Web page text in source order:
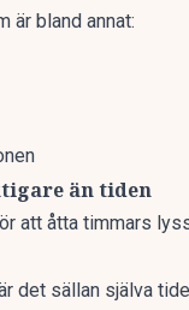
är bland annat:
än tiden
att åtta timmars
det sällan själva